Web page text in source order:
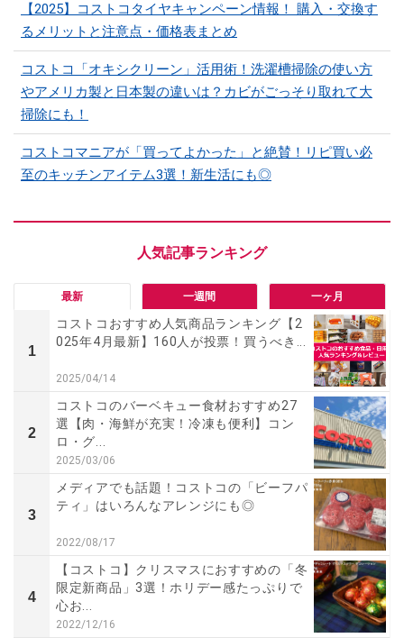
【2025】コストコタイヤキャンペーン情報！ 購入・交換す
るメリットと注意点・価格表まとめ
コストコ「オキシクリーン」活用術！洗濯槽掃除の使い方
やアメリカ製と日本製の違いは？カビがごっそり取れて大
掃除にも！
コストコマニアが「買ってよかった」と絶賛！リピ買い必
至のキッチンアイテム3選！新生活にも◎
最新 一週間 一ヶ月
1
コストコおすすめ人気商品ランキング【2
025年4月最新】160人が投票！買うべき...
2025/04/14
2
コストコのバーベキュー食材おすすめ27
選【肉・海鮮が充実！冷凍も便利】コン
ロ・グ...
2025/03/06
3
メディアでも話題！コストコの「ビーフパ
ティ」はいろんなアレンジにも◎
2022/08/17
4
【コストコ】クリスマスにおすすめの「冬
限定新商品」3選！ホリデー感たっぷりで
心お...
2022/12/16